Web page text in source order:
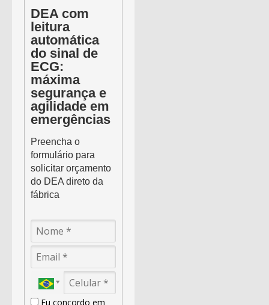
DEA com
leitura
automática
do sinal de
ECG:
máxima
segurança e
agilidade em
emergências
Preencha o
formulário para
solicitar orçamento
do DEA direto da
fábrica
Eu concordo em